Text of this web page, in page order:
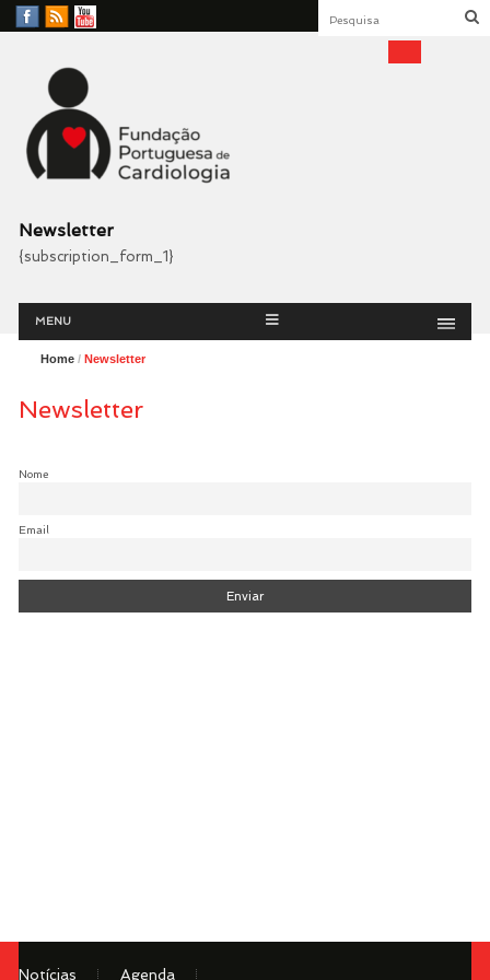
Facebook
RSS
YouTube
Fundação Portuguesa
Cardiologia
Newsletter
{subscription_form_1}
Menu
MENU
Home/ Newsletter
Newsletter
Nome
Email
Notícias Agenda